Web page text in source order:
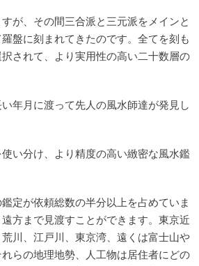
が、その間三合派と三元派をメインと
盤に刻まれてきたのです。全てを刻も
されて、より実用性の高い二十数層の
年月に渡って先人の風水師達が発見し
い分け、より精度の高い緻密な風水鑑
定が依頼総数の半分以上を占めていま
方まで見渡すことができます。東京近
川、江戸川、東京湾、遠くは富士山や
らの地理地勢、人工物は居住者にどの